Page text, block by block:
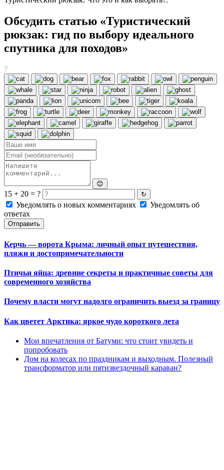
Обсудить статью «Туристический
рюкзак: гид по выбору идеального
спутника для походов»
?
😊
15 + 20 = ? ↻
Уведомлять о новых комментариях
Уведомлять об
ответах
Отправить
Керчь — ворота Крыма: личный опыт путешествия,
пляжи и достопримечательности
Птичьи яйца: древние секреты и практичные советы для
современного хозяйства
Почему власти могут надолго ограничить выезд за границу
Как цветет Арктика: яркое чудо короткого лета
Мои впечатления от Батуми: что стоит увидеть и
попробовать
Дом на колесах по праздникам и выходным. Полезный
трансформатор или пятизвездочный караван?